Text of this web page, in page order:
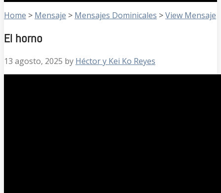
Home > Mensaje > Mensajes Dominicales >View Mensaje
El horno
13 agosto, 2025 by Héctor y Kei Ko Reyes